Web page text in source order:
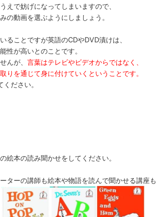
えで妨げになってしまいますので、
の動画を選ぶようにしましょう。
ることですが英語のCDやDVD漬けは、
性が高いとのことです。
んが、 言葉はテレビやビデオからではなく、
りを通じて身に付けていくということです。
ださい。
絵本の読み聞かせをしてください。
ターの講師も絵本や物語を読んで聞かせる講座も